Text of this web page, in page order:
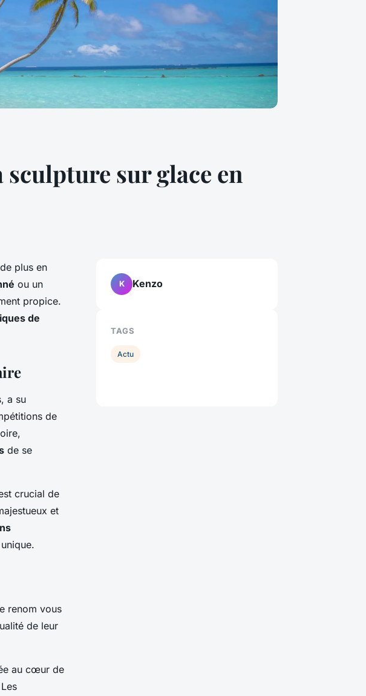
sur glace en
plus en
ou un
propice.
de
a su
de
de se
crucial de
et
renom vous
de leur
au cœur de
K Kenzo
TAGS
Actu